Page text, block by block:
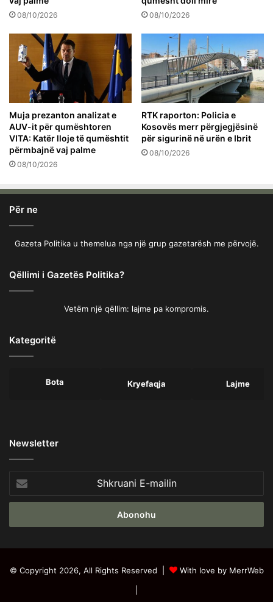
08/10/2026 08/10/2026
Muja prezanton analizat e
AUV-it për qumështoren
VITA: Katër lloje të qumështit
përmbajnë vaj palme
08/10/2026
RTK raporton: Policia e
Kosovës merr përgjegjësinë
për sigurinë në urën e Ibrit
08/10/2026
Për ne
Gazeta Politika u themelua nga një grup gazetarësh me përvojë.
Qëllimi i Gazetës Politika?
Vetëm një qëllim: lajme pa kompromis.
Kategoritë
Bota Kryefaqja Lajme
Newsletter
E-
mailin
© Copyright 2026, All Rights Reserved |
With love by MerrWeb